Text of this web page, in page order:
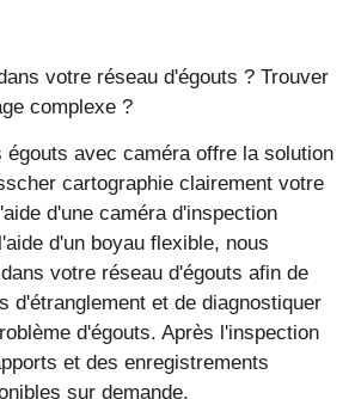
votre réseau d'égouts ? Trouver
complexe ?
égouts avec caméra offre la solution
cartographie clairement votre
d'une caméra d'inspection
d'un boyau flexible, nous
votre réseau d'égouts afin de
d'étranglement et de diagnostiquer
d'égouts. Après l'inspection
et des enregistrements
sur demande.